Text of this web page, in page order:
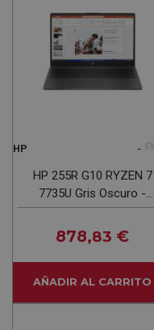
HP - (0)
HP 255R G10 RYZEN 7
7735U Gris Oscuro -
Ordenador Portátil 15"
24GB 1TB
878,83 €
AÑADIR AL CARRITO